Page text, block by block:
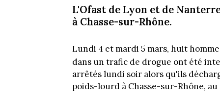
L'Ofast de Lyon et de
à Chasse-sur-Rhône.
Lundi 4 et mardi 5 mars, huit
dans un trafic de drogue ont été
arrêtés lundi soir alors qu'ils
poids-lourd à Chasse-sur-Rhône, au